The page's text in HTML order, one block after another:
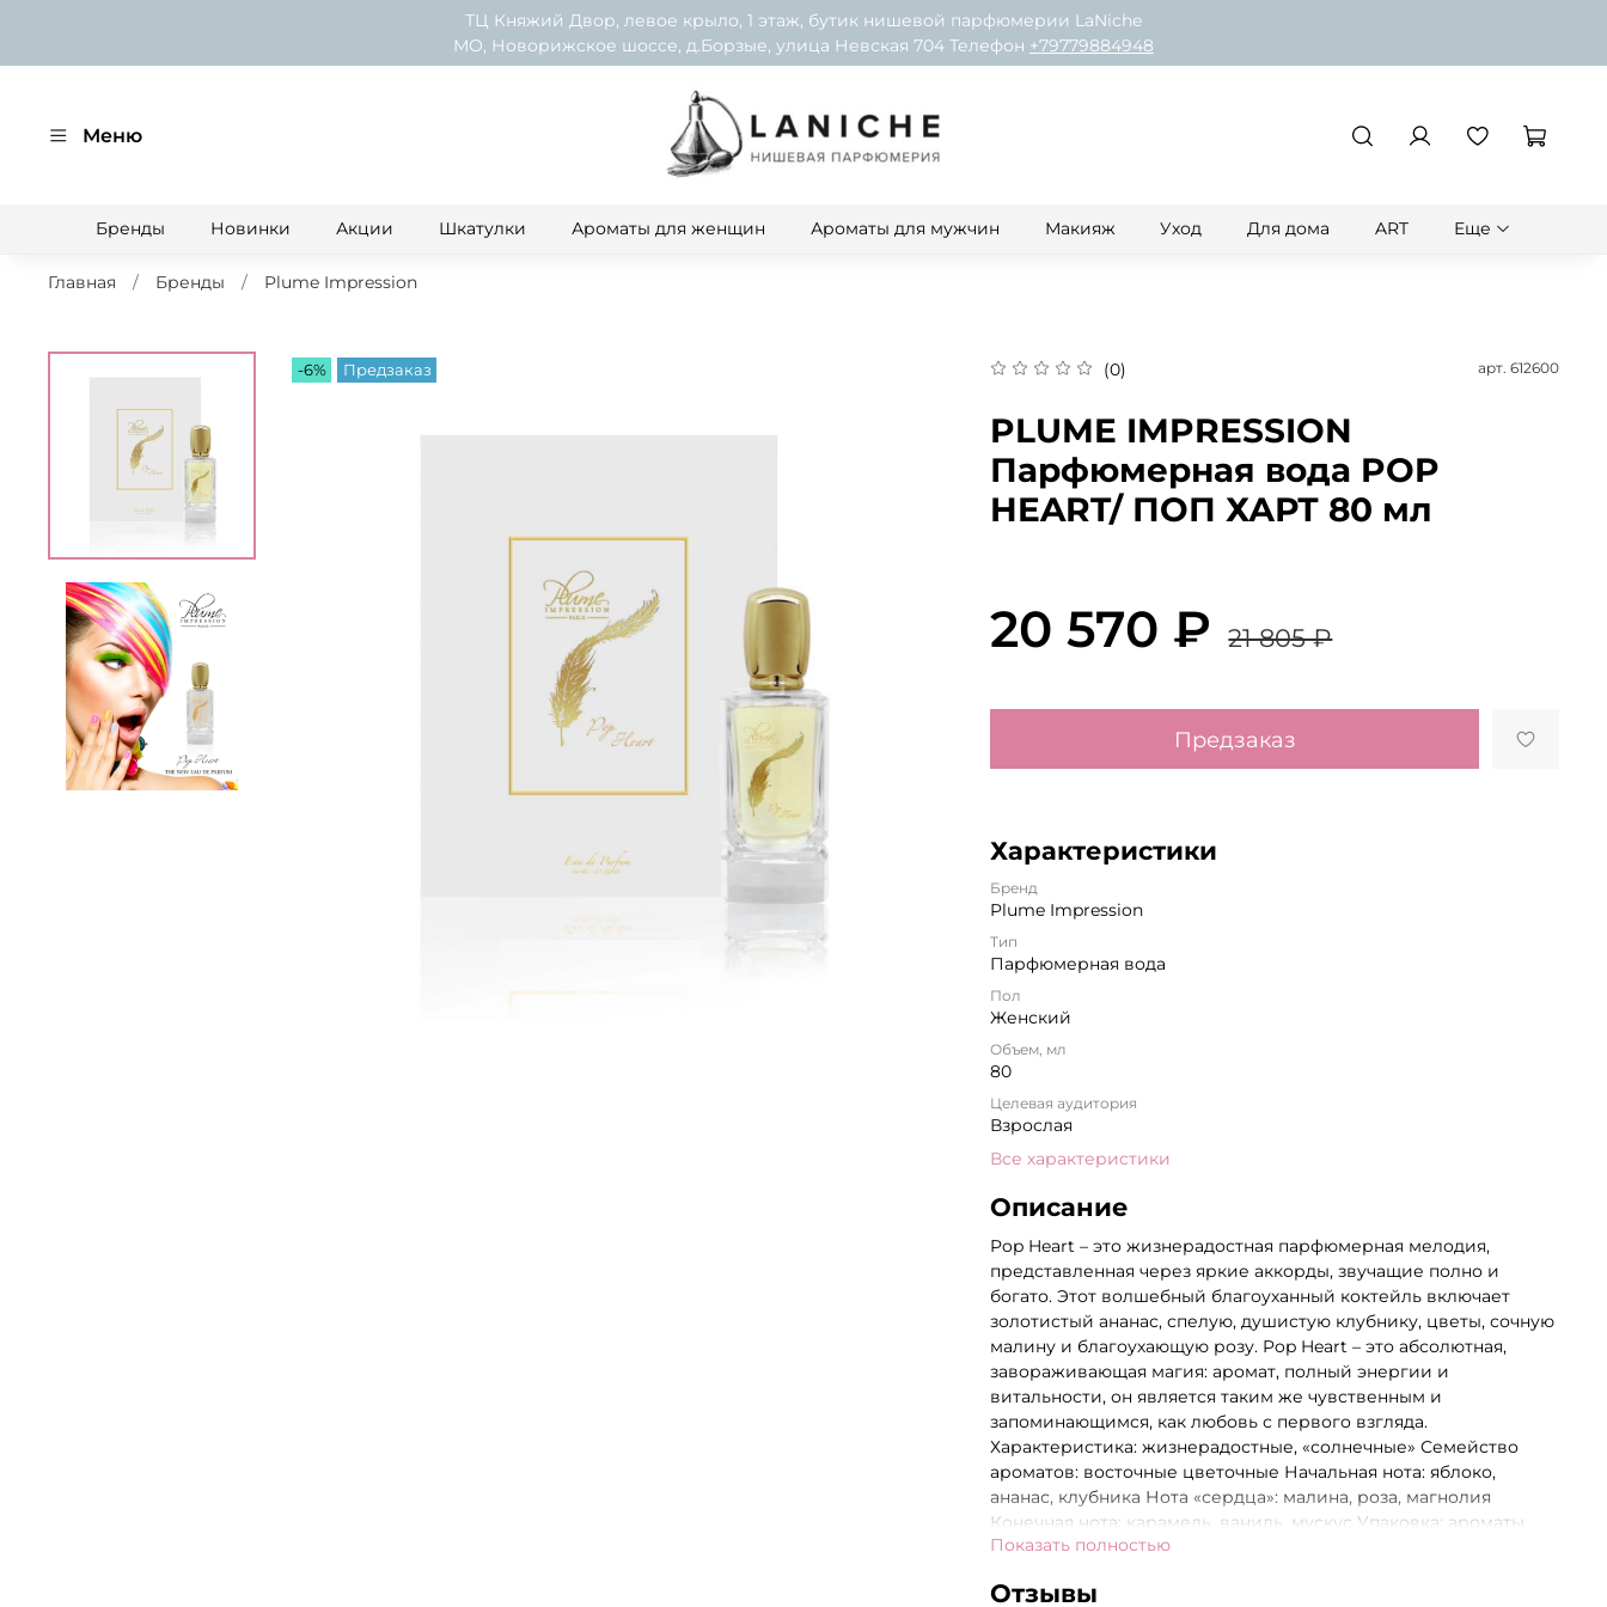
ТЦ Княжий Двор, левое крыло, 1 этаж, бутик нишевой парфюмерии LaNiche
МО, Новорижское шоссе, д.Борзые, улица Невская 704 Телефон +79779884948
Меню
Бренды Новинки Акции Шкатулки Ароматы для женщин Ароматы для мужчин Макияж Уход Для дома ART Еще
Главная Бренды Plume Impression
-6% Предзаказ (0) арт. 612600
PLUME IMPRESSION
Парфюмерная вода POP
HEART/ ПОП ХАРТ 80 мл
20 570 ₽ 21 805 ₽
Предзаказ
Характеристики
Бренд
Plume Impression
Тип
Парфюмерная вода
Пол
Женский
Объем, мл
80
Целевая аудитория
Взрослая
Все характеристики
Описание
Pop Heart – это жизнерадостная парфюмерная мелодия,
представленная через яркие аккорды, звучащие полно и
богато. Этот волшебный благоуханный коктейль включает
золотистый ананас, спелую, душистую клубнику, цветы, сочную
малину и благоухающую розу. Pop Heart – это абсолютная,
завораживающая магия: аромат, полный энергии и
витальности, он является таким же чувственным и
запоминающимся, как любовь с первого взгляда.
Характеристика: жизнерадостные, «солнечные» Семейство
ароматов: восточные цветочные Начальная нота: яблоко,
ананас, клубника Нота «сердца»: малина, роза, магнолия
Конечная нота: карамель, ваниль, мускус Упаковка: ароматы
коллекции представлены в блистательных
всем мире: специально разработанный дизайн позволяет
Показать полностью
Отзывы